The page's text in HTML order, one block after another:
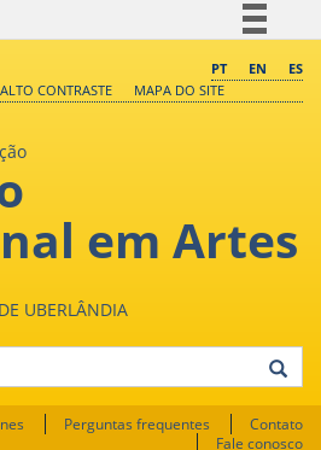
Comunica BR
Canais
PT EN
ES
ALTO CONTRASTE MAPA DO SITE
em Artes
UBERLÂNDIA
Perguntas frequentes
Contato
Fale conosco